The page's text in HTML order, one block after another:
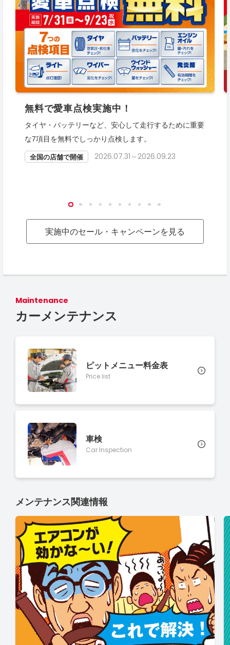
無料で愛車点検実施中！
タイヤ・バッテリーなど、安心して走行するために重要
な7項目を無料でしっかり点検します。
全国の店舗で開催 2026.07.31～2026.09.23
実施中のセール・キャンペーンを見る
Maintenance
カーメンテナンス
ピットメニュー料金表
Price list
車検
Car Inspection
メンテナンス関連情報